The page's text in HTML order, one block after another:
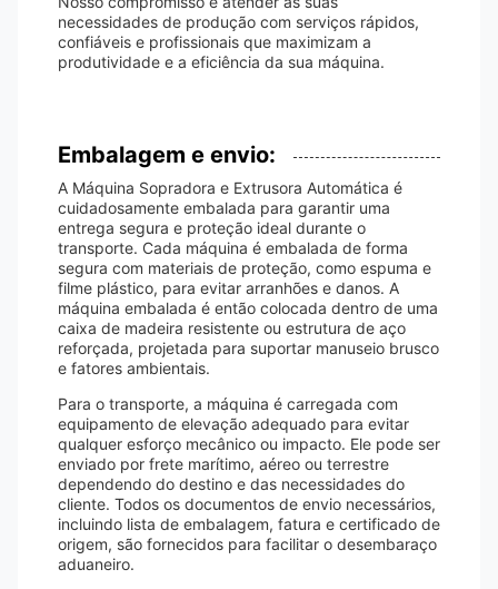
necessidades de produção com serviços rápidos,
confiáveis ​​e profissionais que maximizam a
produtividade e a eficiência da sua máquina.
Embalagem e envio:
A Máquina Sopradora e Extrusora Automática é
cuidadosamente embalada para garantir uma
entrega segura e proteção ideal durante o
transporte. Cada máquina é embalada de forma
segura com materiais de proteção, como espuma e
filme plástico, para evitar arranhões e danos. A
máquina embalada é então colocada dentro de uma
caixa de madeira resistente ou estrutura de aço
reforçada, projetada para suportar manuseio brusco
e fatores ambientais.
Para o transporte, a máquina é carregada com
equipamento de elevação adequado para evitar
qualquer esforço mecânico ou impacto. Ele pode ser
enviado por frete marítimo, aéreo ou terrestre
dependendo do destino e das necessidades do
cliente. Todos os documentos de envio necessários,
incluindo lista de embalagem, fatura e certificado de
origem, são fornecidos para facilitar o desembaraço
aduaneiro.